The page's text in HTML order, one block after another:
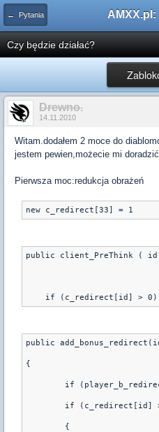
← Pytania
Czy będzie działać?
Drewno.
14.11.2010
Witam.dodałem 2 moce do
jestem pewien,możecie mi
Pierwsza moc:redukcja obrażeń
public client_PreThink (
public
{
if
if (c_redirect[id]
	{